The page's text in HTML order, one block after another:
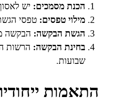
הכנת מסמכים: יש
מילוי טפסים: טפסי
הגשת הבקשה: הבקשה
בחינת הבקשה: הרשות
שבועות.
התאמות